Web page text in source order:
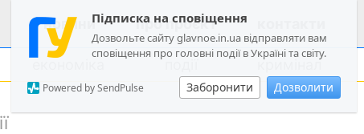
Підписка на сповіщення
Дозвольте сайту glavnoe.in.ua відправляти вам
сповіщення про головні події в Україні та світу.
Заборонити Дозволити
Powered by SendPulse
новини про проєкт
кримінал